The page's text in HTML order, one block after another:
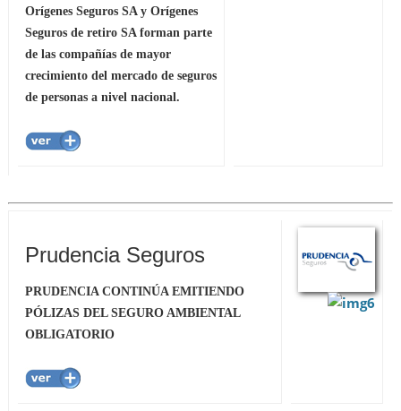
Orígenes Seguros SA y Orígenes
Seguros de retiro SA forman parte
de las compañías de mayor
crecimiento del mercado de seguros
de personas a nivel nacional.
Prudencia Seguros
PRUDENCIA CONTINÚA EMITIENDO
PÓLIZAS DEL SEGURO AMBIENTAL
OBLIGATORIO